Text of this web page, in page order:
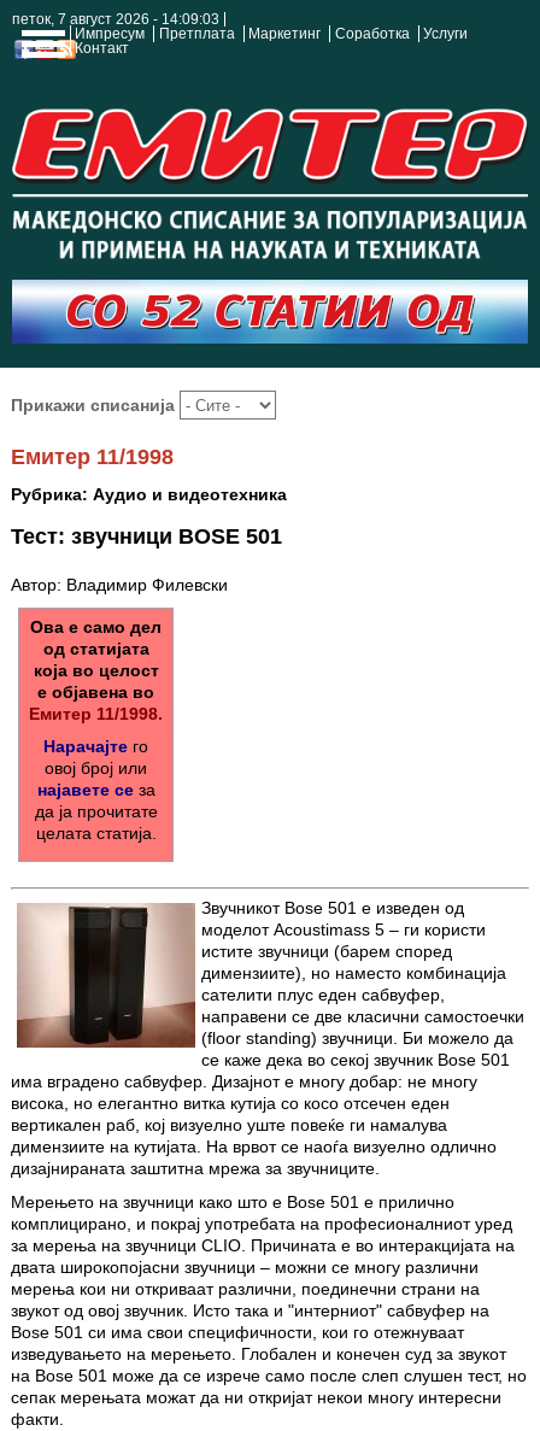
петок, 7 август 2026 - 14:09:04
Импресум
Претплата Маркетинг Соработка
Услуги
Контакт
Прикажи списанија
Емитер 11/1998
Рубрика: Аудио и видеотехника
Тест: звучници BOSE 501
Автор: Владимир Филевски
Ова е само дел
од статијата
која во целост
е објавена во
Емитер 11/1998.
Нарачајте го
овој број или
најавете сеза
да ја прочитате
целата статија.
Звучникот Bose 501 е изведен од
моделот Acoustimass 5 – ги користи
истите звучници (барем според
димензиите), но наместо комбинација
сателити плус еден сабвуфер,
направени се две класични самостоечки
(floor standing) звучници. Би можело да
се каже дека во секој звучник Bose 501
има вградено сабвуфер. Дизајнот е многу добар: не многу
висока, но елегантно витка кутија со косо отсечен еден
вертикален раб, кој визуелно уште повеќе ги намалува
димензиите на кутијата. На врвот се наоѓа визуелно одлично
дизајнираната заштитна мрежа за звучниците.
Мерењето на звучници како што е Bose 501 е прилично
комплицирано, и покрај употребата на професионалниот уред
за мерења на звучници CLIO. Причината е во интеракцијата на
двата широкопојасни звучници – можни се многу различни
мерења кои ни откриваат различни, поединечни страни на
звукот од овој звучник. Исто така и "интерниот" сабвуфер на
Bose 501 си има свои специфичности, кои го отежнуваат
изведувањето на мерењето. Глобален и конечен суд за звукот
на Bose 501 може да се изрече само после слеп слушен тест, но
сепак мерењата можат да ни откријат некои многу интересни
факти.